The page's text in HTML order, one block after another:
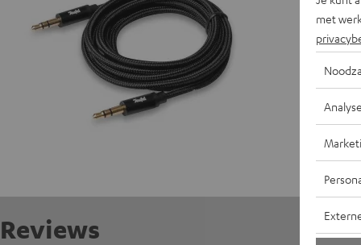
Reviews
met
Analyse